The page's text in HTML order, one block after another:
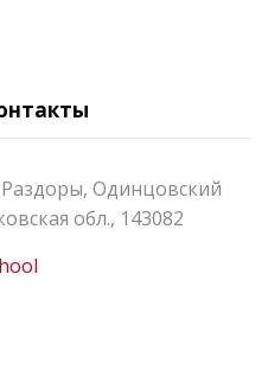
Раздоры, Одинцовский
обл., 143082